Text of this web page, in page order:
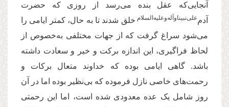
آنجایی‌که عقل بنده می‌رسد از روزی که حضرت
آدم‌علی‌نبینا‌وآله‌و‌علیه‌‌السلام خلق شدند تا به حال، کمتر ایامی را
می‌شود سراغ گرفت که از جهات مختلفی به‌خصوص از
لحاظ فراگیری، این اندازه برکت و خیر و سعادت داشته
باشد. گاهی ایامی بوده که خداوند متعال برکات و
رحمت‌های خاصی نازل فرموده که بی‌نظیر بوده اما در آن
روز شامل یک عده معدودی شده است، اما این رحمتی